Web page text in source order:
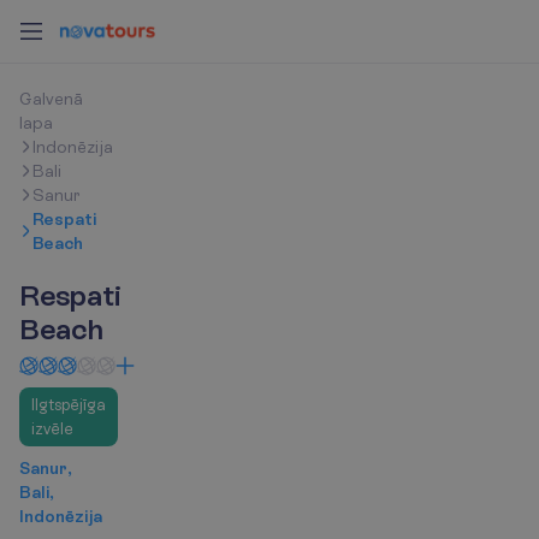
Galvenā
lapa
Indonēzija
Bali
Sanur
Respati
Beach
Respati
Beach
Ilgtspējīga
izvēle
Sanur,
Bali,
Indonēzija